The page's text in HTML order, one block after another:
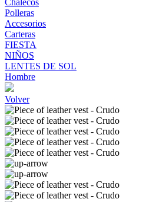
Chalecos
Polleras
Accesorios
Carteras
FIESTA
NIÑOS
LENTES DE SOL
Hombre
Volver